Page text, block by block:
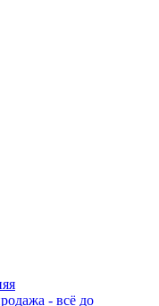
- всё до